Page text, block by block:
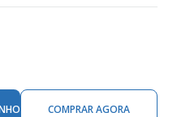
COMPRAR AGORA